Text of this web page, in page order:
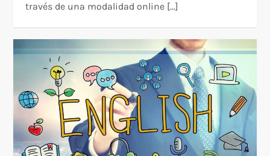
través de una modalidad online […]